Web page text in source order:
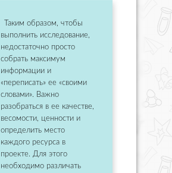
Таким образом, чтобы
выполнить исследование,
недостаточно просто
собрать максимум
информации и
«переписать» ее «своими
словами». Важно
разобраться в ее качестве,
весомости, ценности и
определить место
каждого ресурса в
проекте. Для этого
необходимо различать